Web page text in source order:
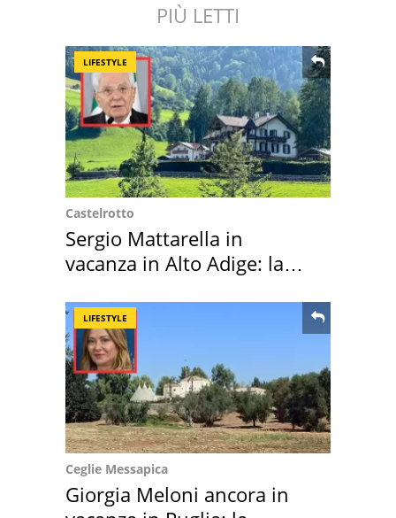
PIÙ LETTI
LIFESTYLE
Castelrotto
Sergio Mattarella in
vacanza in Alto Adige: la
LIFESTYLE
Ceglie Messapica
Giorgia Meloni ancora in